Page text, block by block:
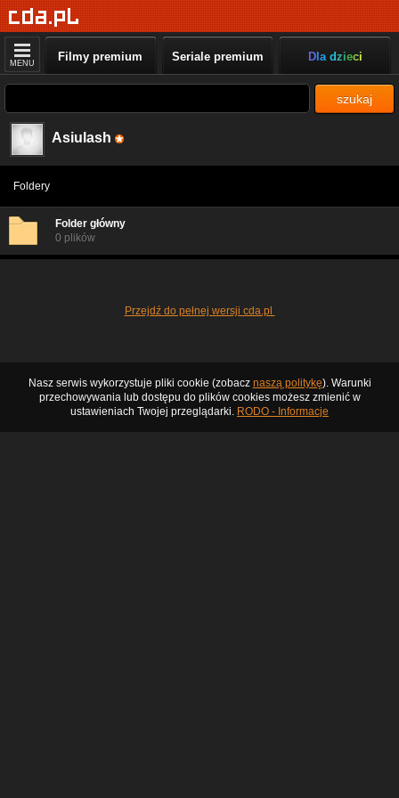
MENU Filmy premium Seriale premium Dla dzieci
szukaj
Asiulash
Foldery
Folder główny
0 plików
Przejdź do pełnej wersji cda.pl
Nasz serwis wykorzystuje pliki cookie (zobacz naszą politykę). Warunki
przechowywania lub dostępu do plików cookies możesz zmienić w
ustawieniach Twojej przeglądarki. RODO - Informacje